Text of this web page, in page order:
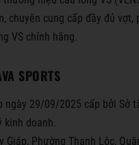
chuyên cung cấp đầy đủ vợt,
VS chính hãng.
SPORTS
ngày 29/09/2025 cấp bởi Sở
kinh doanh.
Giáp, Phường Thạnh Lộc,